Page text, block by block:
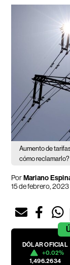
Aumento de
cómo reclamarlo?
PorMariano
15 de febrero,
DÓLAR OFICIAL
+0.02%
1,496.2634